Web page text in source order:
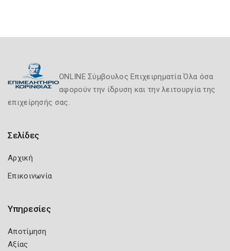
ONLINE Σύμβουλος Επιχειρηματία Όλα όσα
αφορούν την ίδρυση και την λειτουργία της
επιχείρησής σας.
Σελίδες
Αρχική
Επικοινωνία
Υπηρεσίες
Αποτίμηση
Αξίας